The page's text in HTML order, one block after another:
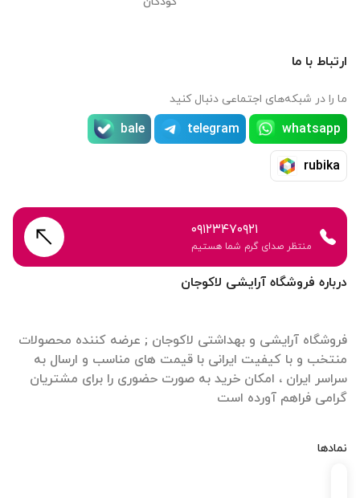
درباره فروشگاه آرایشی لاکوجان
فروشگاه آرایشی و بهداشتی لاکوجان ; عرضه کننده محصولات
منتخب و با کیفیت ایرانی با قیمت های مناسب و ارسال به
سراسر ایران ، امکان خرید به صورت حضوری را برای مشتریان
گرامی فراهم آورده است
نمادها
ارتباط با ما
ما را در شبکه‌های اجتماعی دنبال کنید
whatsapp
telegram
bale
rubika
۰۹۱۲۳۴۷۰۹۲۱
منتظر صدای گرم شما هستیم